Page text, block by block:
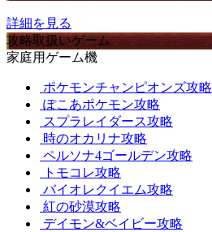
詳細を見る
攻略取扱いゲーム
家庭用ゲーム機
ポケモンチャンピオンズ攻略
ぽこあポケモン攻略
スプラレイダース攻略
時のオカリナ攻略
ペルソナ4ゴールデン攻略
トモコレ攻略
バイオレクイエム攻略
紅の砂漠攻略
デイモン&ベイビー攻略